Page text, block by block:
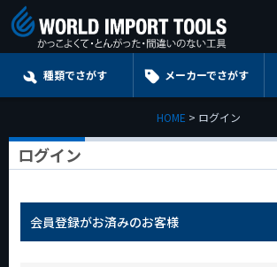
種類でさがす メーカーでさがす
HOME ログイン
ログイン
会員登録がお済みのお客様